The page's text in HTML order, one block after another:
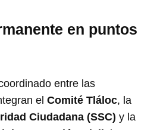
en puntos
entre las
elComité Tláloc, la
Ciudadana (SSC) y la